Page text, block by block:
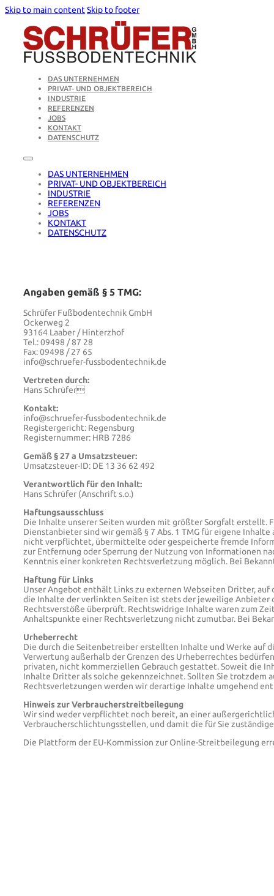
Skip to main content Skip to footer
DAS UNTERNEHMEN
PRIVAT- UND OBJEKTBEREICH
INDUSTRIE
REFERENZEN
JOBS
KONTAKT
DATENSCHUTZ
DAS UNTERNEHMEN
PRIVAT- UND OBJEKTBEREICH
INDUSTRIE
REFERENZEN
JOBS
KONTAKT
DATENSCHUTZ
Angaben gemäß § 5 TMG:
Schrüfer Fußbodentechnik GmbH
Ockerweg 2
93164 Laaber / Hinterzhof
Tel.: 09498 / 87 28
Fax: 09498 / 27 65
info@schruefer-fussbodentechnik.de
Vertreten durch:
Hans Schrüfer
Kontakt:
info@schruefer-fussbodentechnik.de
Registergericht: Regensburg
Registernummer: HRB 7286
Gemäß § 27 a Umsatzsteuer:
Umsatzsteuer-ID: DE 13 36 62 492
Verantwortlich für den Inhalt:
Hans Schrüfer (Anschrift s.o.)
Haftungsausschluss
Die Inhalte unserer Seiten wurden mit größter Sorgfalt erstellt.
Dienstanbieter sind wir gemäß § 7 Abs. 1 TMG für eigene
nicht verpflichtet, übermittelte oder gespeicherte fremde
zur Entfernung oder Sperrung der Nutzung von Informationen
Kenntnis einer konkreten Rechtsverletzung möglich. Bei
Haftung für Links
Unser Angebot enthält Links zu externen Webseiten Dritter, auf
die Inhalte der verlinkten Seiten ist stets der jeweilige
Rechtsverstöße überprüft. Rechtswidrige Inhalte waren zum
Anhaltspunkte einer Rechtsverletzung nicht zumutbar. Bei
Urheberrecht
Die durch die Seitenbetreiber erstellten Inhalte und Werke auf
Verwertung außerhalb der Grenzen des Urheberrechtes
privaten, nicht kommerziellen Gebrauch gestattet. Soweit die
Inhalte Dritter als solche gekennzeichnet. Sollten Sie trotzdem
Rechtsverletzungen werden wir derartige Inhalte umgehend
Hinweis zur Verbraucherstreitbeilegung
Wir sind weder verpflichtet noch bereit, an einer
Verbraucherschlichtungsstellen, und damit die für Sie
Die Plattform der EU-Kommission zur Online-Streitbeilegung